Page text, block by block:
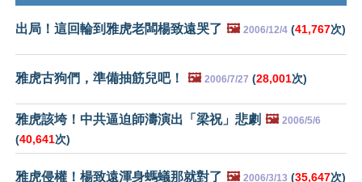
出局！這回輪到雅虎老闆楊致遠哭了 🖼️ 2006/12/4 (41,767次)
雅虎古狗們，準備抽筋兒吧！ 🖼️ 2006/7/27 (28,001次)
雅虎該垮！中共逼迫師濤演出「梁祝」悲劇 🖼️ 2006/5/6
(40,641次)
雅虎侵權！楊致遠渾身螞蟻那就對了 🖼️ 2006/3/13 (35,647次)